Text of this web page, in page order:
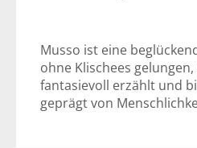
Musso ist eine
ohne Klischees
fantasievoll erzählt und
geprägt von